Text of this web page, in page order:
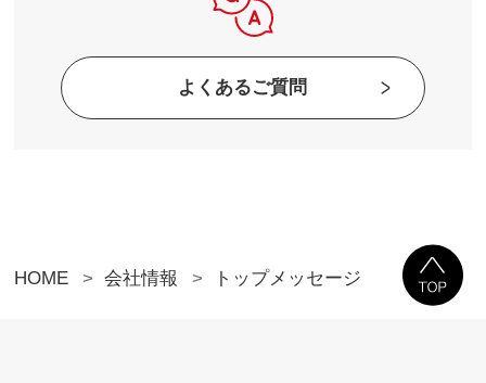
よくあるご質問
HOME 会社情報 トップメッセージ